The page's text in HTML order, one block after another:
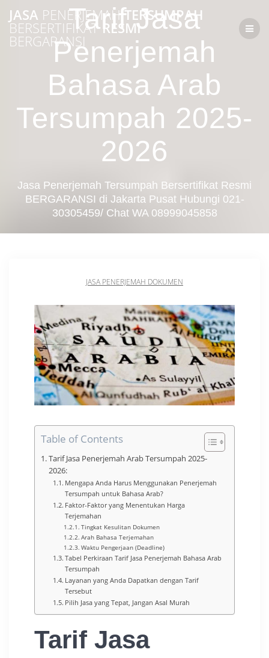
Skip
to
content
JASA PENERJEMAHTERSUMPAH
BERSERTIFIKATRESMI
BERGARANSI
Tarif Jasa
Penerjemah
Bahasa Arab
Tersumpah 2025-
2026
Jasa Penerjemah Tersumpah Bersertifikat Resmi
BERGARANSI di Jakarta Pusat Hubungi 021-
30305459/ Chat WA 08999045858
JASA PENERJEMAH DOKUMEN
Table of Contents
Tarif Jasa Penerjemah Arab Tersumpah 2025-
2026:
Mengapa Anda Harus Menggunakan Penerjemah
Tersumpah untuk Bahasa Arab?
Faktor-Faktor yang Menentukan Harga
Terjemahan
Tingkat Kesulitan Dokumen
Arah Bahasa Terjemahan
Waktu Pengerjaan (Deadline)
Tabel Perkiraan Tarif Jasa Penerjemah Bahasa Arab
Tersumpah
Layanan yang Anda Dapatkan dengan Tarif
Tersebut
Pilih Jasa yang Tepat, Jangan Asal Murah
Tarif Jasa